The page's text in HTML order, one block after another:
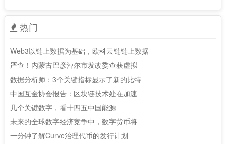
热门
Web3以链上数据为基础，欧科云链链上数据
严查！内蒙古巴彦淖尔市发改委查获虚拟
数据分析师：3个关键指标显示了新的比特
中国互金协会报告：区块链技术处在加速
几个关键数字，看十四五中国能源
未来的全球数字经济竞争中，数字货币将
一分钟了解Curve治理代币的发行计划